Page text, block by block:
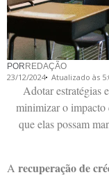
POR REDAÇÃO
23/12/2024 Atualizado às
Adotar estratégias
minimizar o impacto
que elas possam
A recuperação de